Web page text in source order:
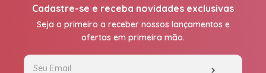
Cadastre-se e receba novidades exclusivas
Seja o primeiro a receber nossos lançamentos e
ofertas em primeira mão.